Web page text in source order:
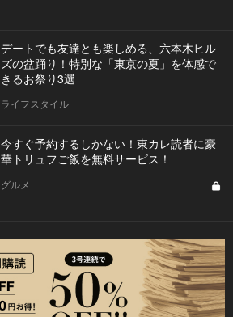
デートでも友達とも楽しめる、六本木ヒル
ズの盆踊り！特別な「東京の夏」を体感で
きるお祭り3選
ライフスタイル
今すぐ予約するしかない！東カレ読者に豪
華トリュフご飯を無料サービス！
グルメ